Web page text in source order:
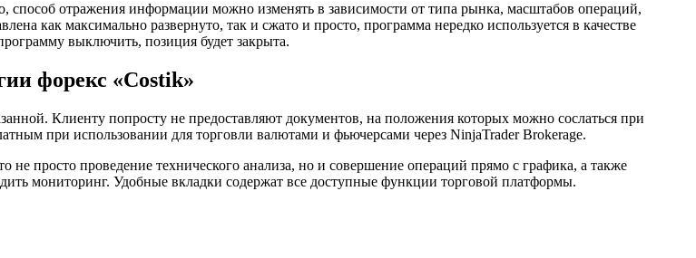
способ отражения информации можно изменять в зависимости от типа рынка, масштабов операций,
как максимально развернуто, так и сжато и просто, программа нередко используется в качестве
выключить, позиция будет закрыта.
форекс «Costik»
Клиенту попросту не предоставляют документов, на положения которых можно сослаться при
при использовании для торговли валютами и фьючерсами через NinjaTrader Brokerage.
просто проведение технического анализа, но и совершение операций прямо с графика, а также
мониторинг. Удобные вкладки содержат все доступные функции торговой платформы.